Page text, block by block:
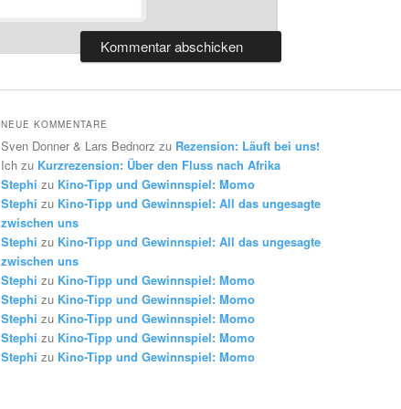
NEUE KOMMENTARE
Sven Donner & Lars Bednorz zu Rezension: Läuft bei uns!
Ich zu Kurzrezension: Über den Fluss nach Afrika
Stephi zu Kino-Tipp und Gewinnspiel: Momo
Stephi zu Kino-Tipp und Gewinnspiel: All das ungesagte
zwischen uns
Stephi zu Kino-Tipp und Gewinnspiel: All das ungesagte
zwischen uns
Stephi zu Kino-Tipp und Gewinnspiel: Momo
Stephi zu Kino-Tipp und Gewinnspiel: Momo
Stephi zu Kino-Tipp und Gewinnspiel: Momo
Stephi zu Kino-Tipp und Gewinnspiel: Momo
Stephi zu Kino-Tipp und Gewinnspiel: Momo